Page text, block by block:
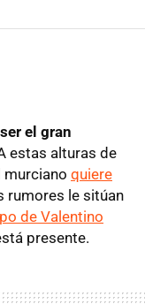
el gran
estas alturas de
murciano quiere
rumores le sitúan
de Valentino
presente.